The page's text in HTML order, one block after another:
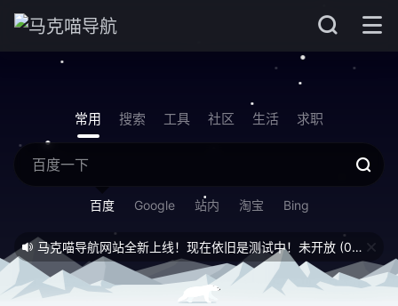
常用 搜索 工具 社区 生活 求职
百度 Google 站内 淘宝 Bing
马克喵导航网站全新上线！现在依旧是测试中！未开放 (08/07)